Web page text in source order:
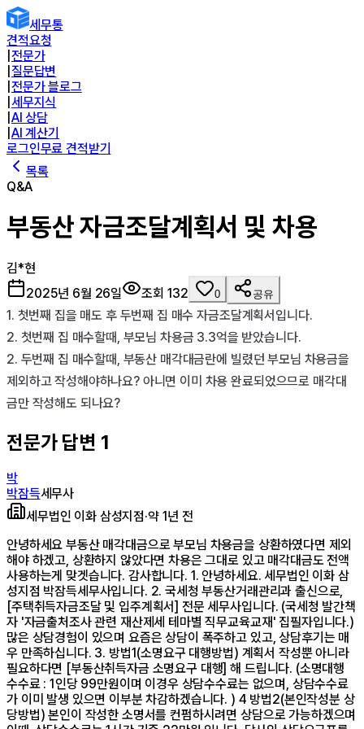
세무통
견적요청
전문가
질문답변
전문가 블로그
세무지식
AI 상담
AI 계산기
로그인무료 견적받기
목록
Q&A
부동산 자금조달계획서 및 차용
김*현
2025년 6월 26일
조회 132 0 공유
1. 첫번째 집을 매도 후 두번째 집 매수 자금조달계획서입니다.
2. 첫번째 집 매수할때, 부모님 차용금 3.3억을 받았습니다.
2. 두번째 집 매수할때, 부동산 매각대금란에 빌렸던 부모님 차용금을
제외하고 작성해야하나요? 아니면 이미 차용 완료되었으므로 매각대
금만 작성해도 되나요?
전문가 답변 1
박
박잠득세무사
세무법인 이화 삼성지점·약 1년 전
안녕하세요 부동산 매각대금으로 부모님 차용금을 상환하였다면 제외
해야 하겠고, 상환하지 않았다면 차용은 그대로 있고 매각대금도 전액
사용하는게 맞겟습니다. 감사합니다. 1. 안녕하세요. 세무법인 이화 삼
성지점 박잠득세무사입니다. 2. 국세청 부동산거래관리과 출신으로,
[주택취득자금조달 및 입주계획서] 전문 세무사입니다. (국세청 발간책
자 '자금출처조사 관련 재산제세 테마별 직무교육교재' 집필자입니다.)
많은 상담경험이 있으며 요즘은 상담이 폭주하고 있고, 상담후기는 매
우 만족하십니다. 3. 방법1(소명요구 대행방법) 계획서 작성뿐 아니라
필요하다면 [부동산취득자금 소명요구 대행] 해 드립니다. (소명대행
수수료 : 1인당 99만원이며 이경우 상담수수료는 없으며, 상담수수료
가 이미 발생 있으면 이부분 차감하겠습니다. ) 4 방법2(본인작성분 상
당방법) 본인이 작성한 소명서를 컨펌하시려면 상담으로 가능하겠으며